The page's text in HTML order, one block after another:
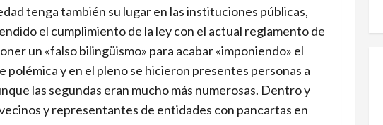
tenga también su lugar en las instituciones públicas,
el cumplimiento de la ley con el actual reglamento de
un «falso bilingüismo» para acabar «imponiendo» el
polémica y en el pleno se hicieron presentes personas a
las segundas eran mucho más numerosas. Dentro y
y representantes de entidades con pancartas en